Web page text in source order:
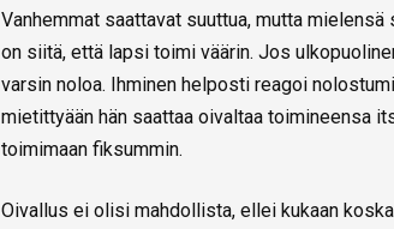
Vanhemmat saattavat suuttua, mutta
on siitä, että lapsi toimi väärin. Jos
varsin noloa. Ihminen helposti reagoi
mietittyään hän saattaa oivaltaa toimineensa
toimimaan fiksummin.
Oivallus ei olisi mahdollista, ellei kukaan